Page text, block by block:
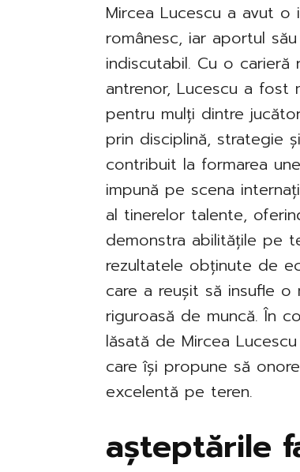
Mircea Lucescu a avut o
românesc, iar aportul
indiscutabil. Cu o
antrenor, Lucescu a fost
pentru mulți dintre
prin disciplină, strategie
contribuit la formarea
impună pe scena
al tinerelor talente,
demonstra abilitățile pe
rezultatele obținute de
care a reușit să insufle
riguroasă de muncă. În
lăsată de Mircea
care își propune să
excelentă pe teren.
așteptările